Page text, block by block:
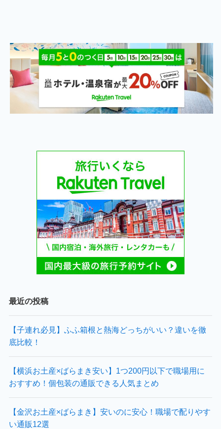
最近の投稿
【子連れ必見】ふふ箱根と熱海どっちがいい？違いを徹
底比較！
【横浜お土産×ばらまき安い】1つ200円以下で職場用に
おすすめ！個包装の通販できる人気まとめ
【金沢お土産×ばらまき】安いのに安心！職場で配りやす
い通販12選